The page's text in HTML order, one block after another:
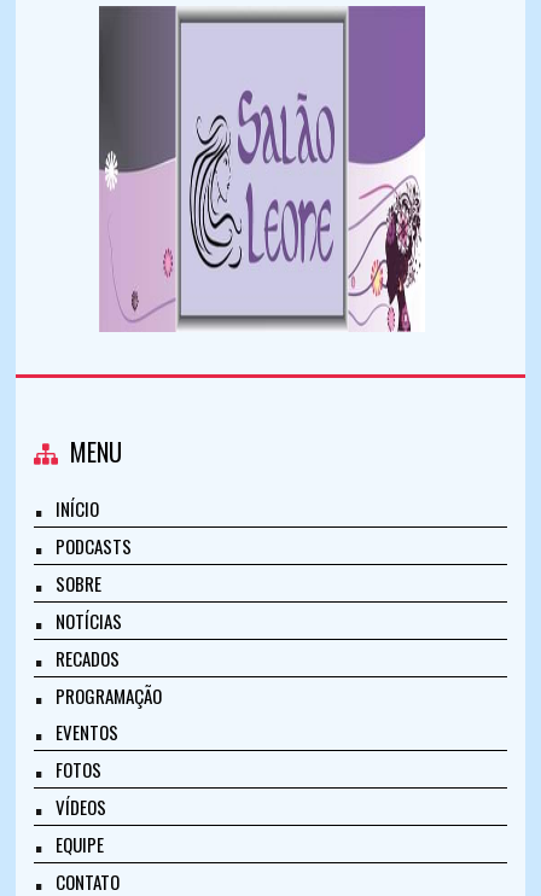
MENU
INÍCIO
PODCASTS
SOBRE
NOTÍCIAS
RECADOS
PROGRAMAÇÃO
EVENTOS
FOTOS
VÍDEOS
EQUIPE
CONTATO